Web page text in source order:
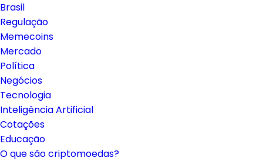
Brasil
Regulação
Memecoins
Mercado
Política
Negócios
Tecnologia
Inteligência Artificial
Cotações
Educação
O que são criptomoedas?